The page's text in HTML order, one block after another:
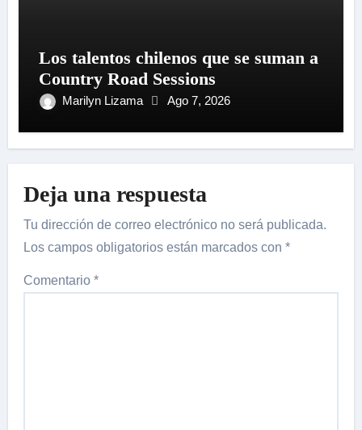
Los talentos chilenos que se suman a
Country Road Sessions
Marilyn Lizama Ago 7, 2026
Deja una respuesta
Tu dirección de correo electrónico no será publicada.
Los campos obligatorios están marcados con*
Comentario*